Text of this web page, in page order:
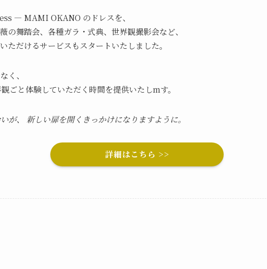
— MAMI OKANO のドレスを、
の舞踏会、各種ガラ・式典、世界観撮影会など、
ただけるサービスもスタートいたしました。
く、
ごと体験していただく時間を提供いたしmす。
が、 新しい扉を開くきっかけになりますように。
詳細はこちら >>